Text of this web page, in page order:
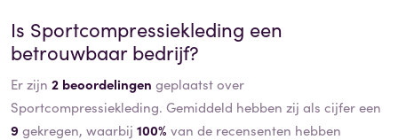
Is Sportcompressiekleding een
betrouwbaar bedrijf?
Er zijn 2 beoordelingen geplaatst over
Sportcompressiekleding. Gemiddeld hebben zij als cijfer een
9gekregen, waarbij 100% van de recensenten hebben